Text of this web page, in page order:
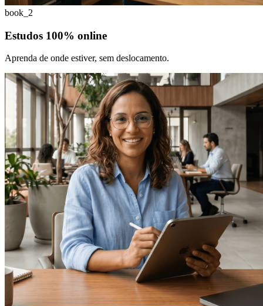
book_2
Estudos 100% online
Aprenda de onde estiver, sem deslocamento.